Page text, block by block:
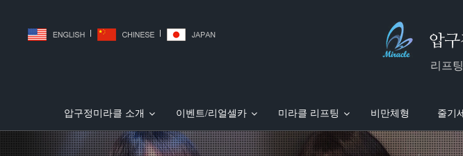
리프
| |
압구정미라클 소개
압구정미라클 소개 의료진 소개 미라클 WORLD WIDE
이벤트/리얼셀카
리얼셀카 전후사진 미라클 국내외 보도 미라클
미라클 리프팅
JJ리프팅(미친V리프팅) 민트 실리프팅 실루엣소프트 엘라스티꿈
비만체형 줄기
PT주사 (지방파괴주사) MTS 윤곽주사
허벅지흡입 복부흡입 팔뚝흡입 얼굴흡입
피부레이저